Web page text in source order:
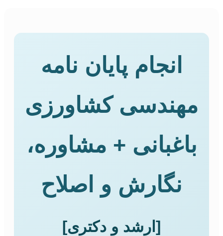
انجام پایان نامه
مهندسی کشاورزی
باغبانی + مشاوره،
نگارش و اصلاح
[ارشد و دکتری]